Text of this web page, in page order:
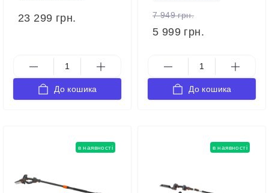
23 299 грн.
До кошика
7 949 грн.
5 999 грн.
До кошика
в наявності в наявності